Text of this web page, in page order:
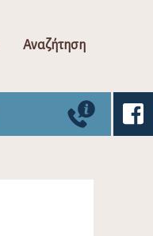
Αναζήτηση